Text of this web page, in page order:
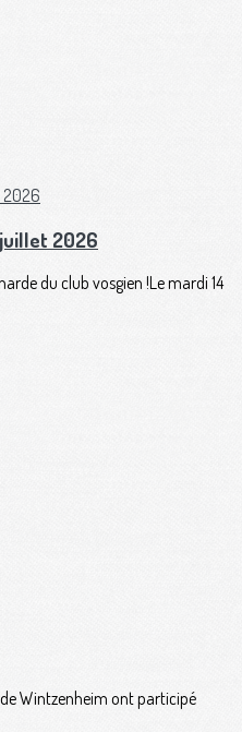
2026
du club vosgien !Le mardi 14
Wintzenheim ont participé